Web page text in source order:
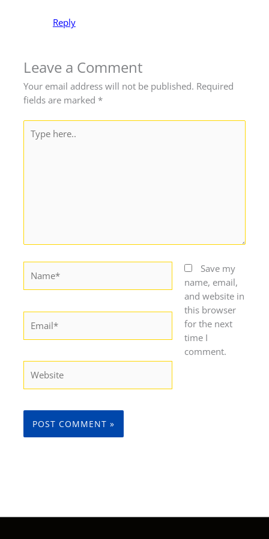
Reply
Leave a Comment
Your email address will not be published. Required
fields are marked *
here..
Save my
name, email,
and website in
this browser
for the next
time I
comment.